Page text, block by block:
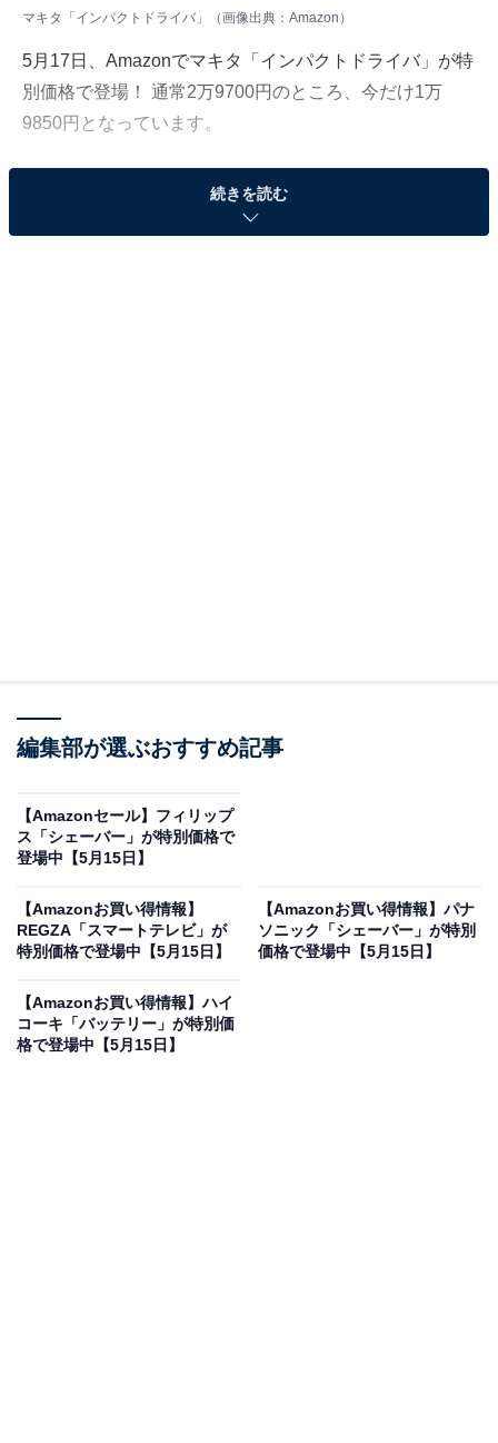
マキタ「インパクトドライバ」（画像出典：Amazon）
5月17日、Amazonでマキタ「インパクトドライバ」が特
別価格で登場！ 通常2万9700円のところ、今だけ1万
9850円となっています。
そのほかにも注目の商品がラインナップされているの
で、あわせて紹介していきましょう。
Amazonのセール商品から売れ筋ランキングまで、毎日のお買いも
※本記事で紹介している商品の購入やサービスの利用により、売上の一部が
マキタの「インパクトドライバ」が限定価格に！
33％オフで登場
続きを読む
編集部が選ぶおすすめ記事
【Amazonセール】フィリップ
ス「シェーバー」が特別価格で
登場中【5月15日】
【Amazonお買い得情報】
REGZA「スマートテレビ」が
特別価格で登場中【5月15日】
【Amazonお買い得情報】パナ
ソニック「シェーバー」が特別
価格で登場中【5月15日】
【Amazonお買い得情報】ハイ
コーキ「バッテリー」が特別価
格で登場中【5月15日】